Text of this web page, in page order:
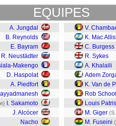
EQUIPES
A. Jungdal
B. Reynolds
E. Bayram
R. Neustädter
Makengo
D. Haspolat
A. Piedfort
I. Sakamoto
J. Alcócer
Nacho
V.
K. Mac
C. Burgess
R. Sykes
A. Khalaili
Adem
K. Van de
Rob
Louis Patris
M. Giger
M. Fuseini (